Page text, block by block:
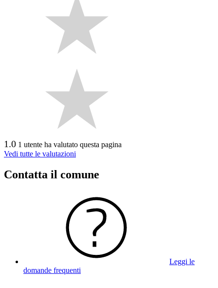
1.0 1 utente ha valutato questa pagina
Vedi tutte le valutazioni
Contatta il comune
Leggi le
domande frequenti